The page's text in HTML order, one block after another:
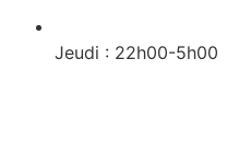
Jeudi : 22h00-5h00